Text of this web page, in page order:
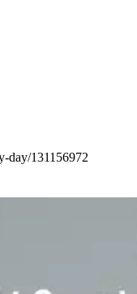
day/131156972